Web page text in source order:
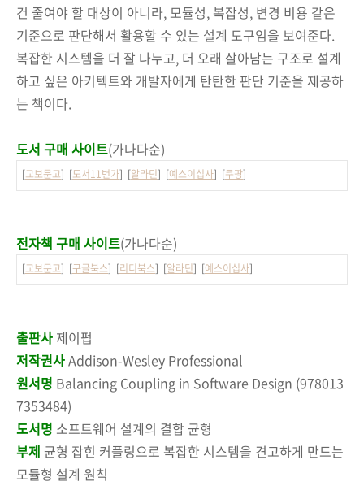
건 줄여야 할 대상이 아니라, 모듈성, 복잡성, 변경 비용 같은
기준으로 판단해서 활용할 수 있는 설계 도구임을 보여준다.
복잡한 시스템을 더 잘 나누고, 더 오래 살아남는 구조로 설계
하고 싶은 아키텍트와 개발자에게 탄탄한 판단 기준을 제공하
는 책이다.
도서 구매 사이트(가나다순)
[교보문고] [도서11번가] [알라딘] [예스이십사] [쿠팡]
전자책 구매 사이트(가나다순)
[교보문고] [구글북스] [리디북스] [알라딘] [예스이십사]
출판사 제이펍
저작권사Addison-Wesley Professional
원서명 Balancing Coupling in Software Design (978013
7353484)
도서명 소프트웨어 설계의 결합 균형
부제 균형 잡힌 커플링으로 복잡한 시스템을 견고하게 만드는
모듈형 설계 원칙